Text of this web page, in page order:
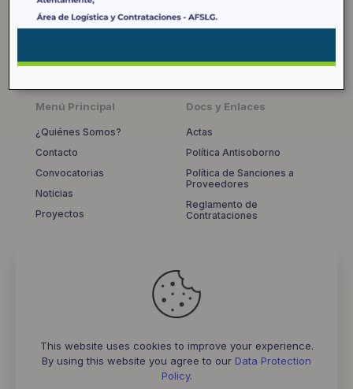
Menú Principal
¿Quiénes Somos?
Contacto
Convocatorias
Noticias
Proyectos
Docs y Enlaces
Actas
Política Antisoborno
Política de Sanciones a
Proveedores
Reglamento de
Contrataciones
This website uses cookies to improve your experience.
By using this website you agree to our Data Protection
Policy.